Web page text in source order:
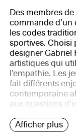
Des membres
commande
les codes
sportives. Choisi
designer Gabriel
artistiques qui
l’empathie. Les
fait différents
contemporaine
aux questions
Afficher plus